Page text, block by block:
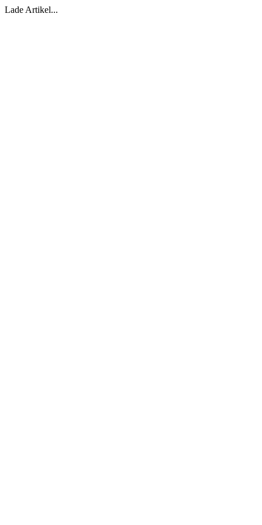
Lade Artikel...